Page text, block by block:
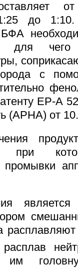
1:25 до
для чего
с
ЕР-А
(АРНА) от 10.
при
промывки
им